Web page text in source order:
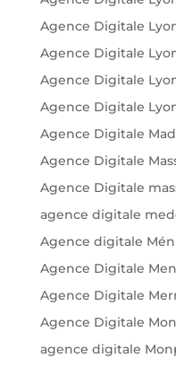
Agence Digitale
Agence Digitale
Agence Digitale
Agence Digitale
Agence Digitale
Agence Digitale
Agence Digitale
agence digitale
Agence digitale
Agence Digitale
Agence Digitale
Agence Digitale
agence digitale